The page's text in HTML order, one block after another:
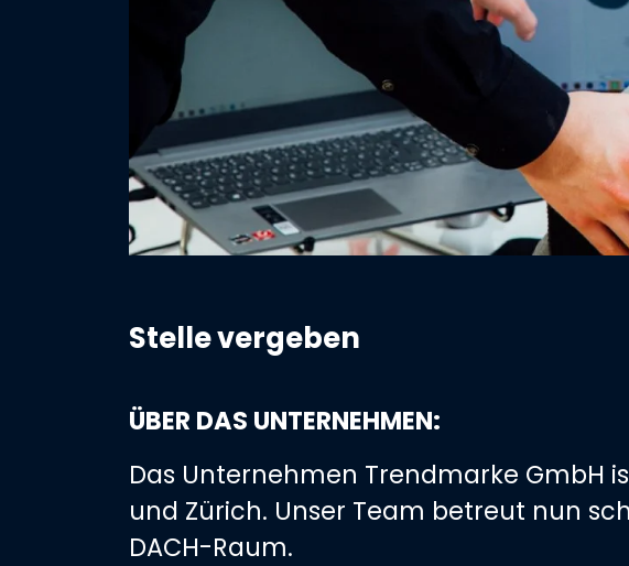
Stelle vergeben
ÜBER DAS UNTERNEHMEN:
Das Unternehmen Trendmarke GmbH
und Zürich. Unser Team betreut nun
DACH-Raum.